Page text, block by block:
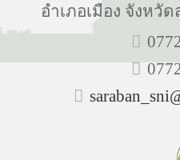
อำเภอเมือง จังหวั